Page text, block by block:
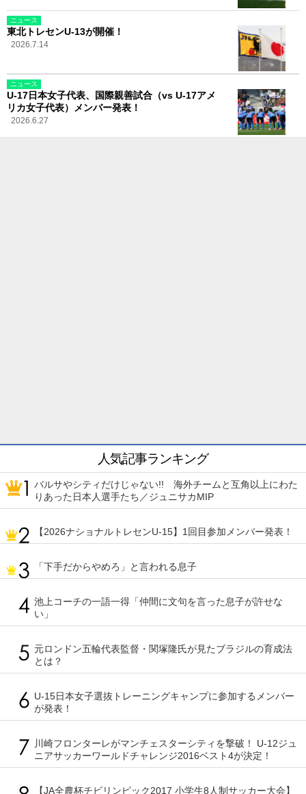
ニュース
東北トレセンU-13が開催！
2026.7.14
ニュース
U-17日本女子代表、国際親善試合（vs U-17アメ
リカ女子代表）メンバー発表！
2026.6.27
人気記事ランキング
バルサやシティだけじゃない!! 海外チームと互角以上にわた
りあった日本人選手たち／ジュニサカMIP
【2026ナショナルトレセンU-15】1回目参加メンバー発表！
「下手だからやめろ」と言われる息子
池上コーチの一語一得「仲間に文句を言った息子が許せな
い」
元ロンドン五輪代表監督・関塚隆氏が見たブラジルの育成法
とは？
U-15日本女子選抜トレーニングキャンプに参加するメンバー
が発表！
川崎フロンターレがマンチェスターシティを撃破！ U-12ジュ
ニアサッカーワールドチャレンジ2016ベスト4が決定！
【JA全農杯チビリンピック2017 小学生8人制サッカー大会】